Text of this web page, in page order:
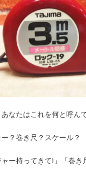
あなたはこれを何と呼ん
ー？巻き尺？スケール？
ャー持ってきて!」「巻き